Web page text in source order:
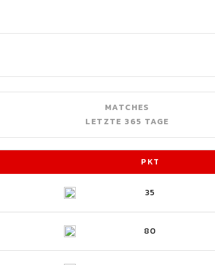
MATCHES
LETZTE 365 TAGE
PKT
35
80